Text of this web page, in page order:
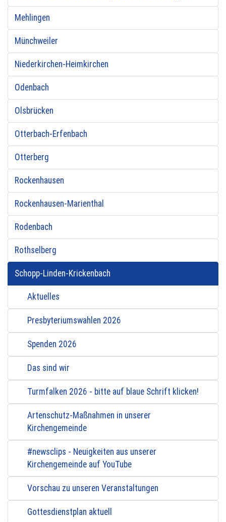
Mehlingen
Münchweiler
Niederkirchen-Heimkirchen
Odenbach
Olsbrücken
Otterbach-Erfenbach
Otterberg
Rockenhausen
Rockenhausen-Marienthal
Rodenbach
Rothselberg
Schopp-Linden-Krickenbach
Aktuelles
Presbyteriumswahlen 2026
Spenden 2026
Das sind wir
Turmfalken 2026 - bitte auf blaue Schrift klicken!
Artenschutz-Maßnahmen in unserer
Kirchengemeinde
#newsclips - Neuigkeiten aus unserer
Kirchengemeinde auf YouTube
Vorschau zu unseren Veranstaltungen
Gottesdienstplan aktuell